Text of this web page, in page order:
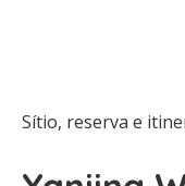
Sítio, reserva e